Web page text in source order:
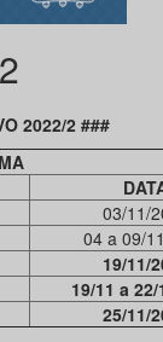
2022/2 ###
03/11/
04 a 09/
19/11/
19/11 a
25/11/